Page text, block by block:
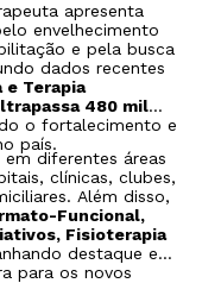
em quadros
neurológicas;
: aplicações
da instituição,
aquecida;
profissional na
de Saúde e
apresenta
envelhecimento
e pela busca
dados recentes
e Terapia
480 mil
o fortalecimento e
país.
diferentes áreas
clínicas, clubes,
Além disso,
Funcional,
Fisioterapia
destaque e
para os novos